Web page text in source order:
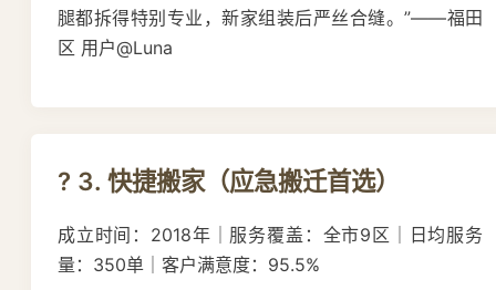
腿都拆得特别专业，新家组装后严丝合缝。”——福田
区 用户@Luna
? 3. 快捷搬家（应急搬迁首选）
成立时间：2018年｜服务覆盖：全市9区｜日均服务
量：350单｜客户满意度：95.5%